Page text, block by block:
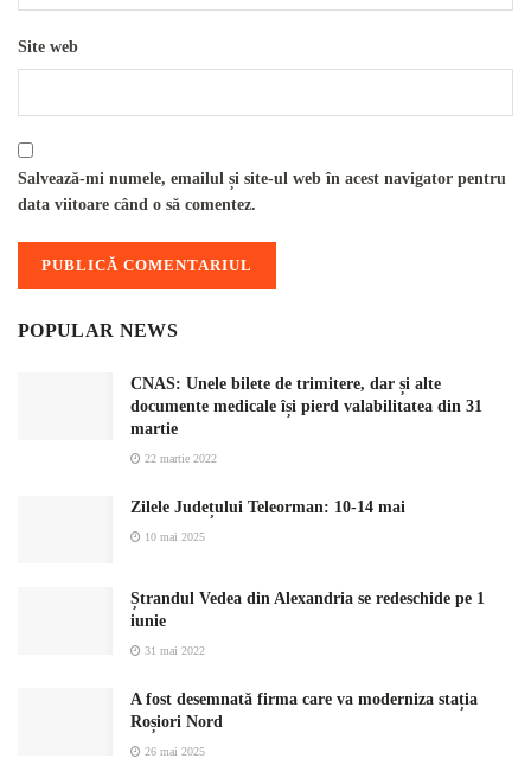
Site web
Salvează-mi numele, emailul și site-ul web în acest navigator pentru
data viitoare când o să comentez.
POPULAR NEWS
CNAS: Unele bilete de trimitere, dar și alte
documente medicale își pierd valabilitatea din 31
martie
22 martie 2022
Zilele Județului Teleorman: 10-14 mai
10 mai 2025
Ștrandul Vedea din Alexandria se redeschide pe 1
iunie
31 mai 2022
A fost desemnată firma care va moderniza stația
Roșiori Nord
26 mai 2025